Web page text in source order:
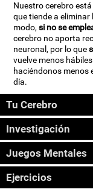
Nuestro cerebro
que tiende a eliminar
modo,si no se
cerebro no aporta
neuronal, por lo que
vuelve menos
haciéndonos menos
día.
Tu Cerebro
Investigación
Juegos Mentales
Ejercicios